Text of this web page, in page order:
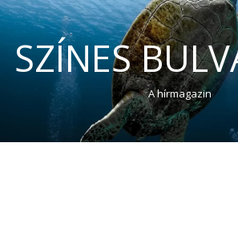
SZÍNES
A hírmagazin